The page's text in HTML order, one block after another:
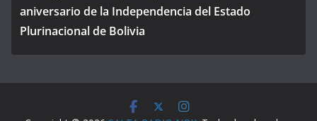
aniversario de la Independencia del Estado
Plurinacional de Bolivia